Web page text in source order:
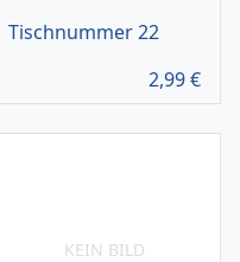
Tischnummer 22
2,99€
KEIN BILD